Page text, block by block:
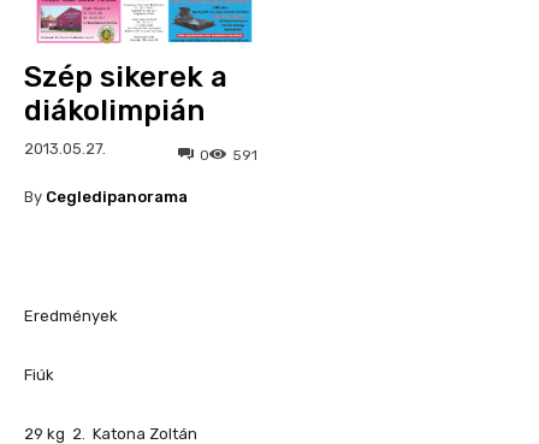
Szép sikerek a
diákolimpián
2013.05.27. 591
0
By Cegledipanorama
Eredmények
Fiúk
29 kg 2. Katona Zoltán